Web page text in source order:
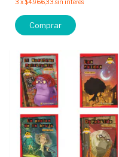
3 x$4.966,33 sin interés
Comprar